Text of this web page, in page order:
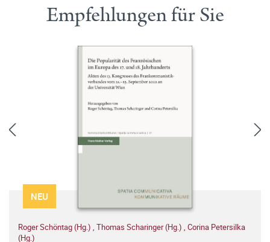
Empfehlungen für Sie
NEU
Roger Schöntag (Hg.) , Thomas Scharinger (Hg.) , Corina Petersilka
(Hg.)